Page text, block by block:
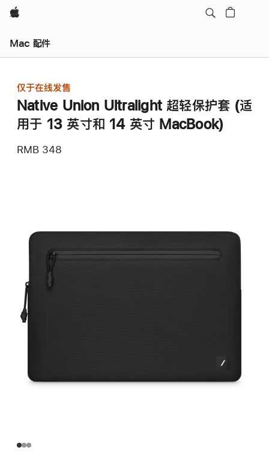
Apple
Mac 配件
仅于在线发售
Native Union Ultralight 超轻保护套 (适
用于 13 英寸和 14 英寸 MacBook)
RMB 348